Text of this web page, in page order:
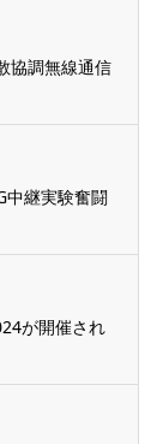
協調無線通信
中継実験奮闘
が開催され